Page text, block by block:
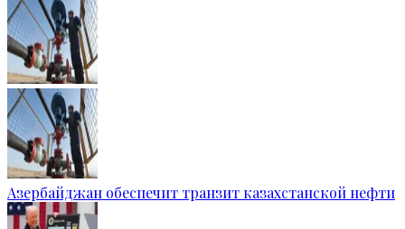
Азербайджан обеспечит транзит казахстанской нефти